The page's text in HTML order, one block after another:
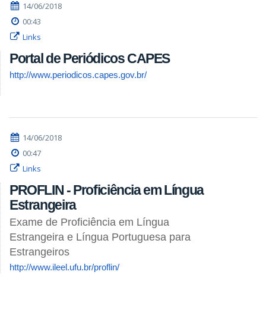
14/06/2018
00:43
Links
Portal de Periódicos CAPES
http://www.periodicos.capes.gov.br/
14/06/2018
00:47
Links
PROFLIN - Proficiência em Língua
Estrangeira
Exame de Proficiência em Língua
Estrangeira e Língua Portuguesa para
Estrangeiros
http://www.ileel.ufu.br/proflin/